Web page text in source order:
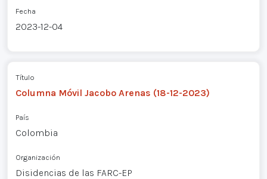
Fecha
2023-12-04
Título
Columna Móvil Jacobo Arenas (18-12-2023)
País
Colombia
Organización
Disidencias de las FARC-EP